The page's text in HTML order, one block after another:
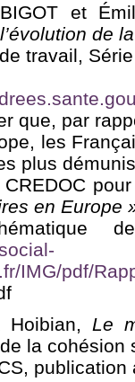
et
de
travail,
que, par
les
plus
pour
en Europe
IMG/pdf/
Hoibian, Le
la cohésion
publication